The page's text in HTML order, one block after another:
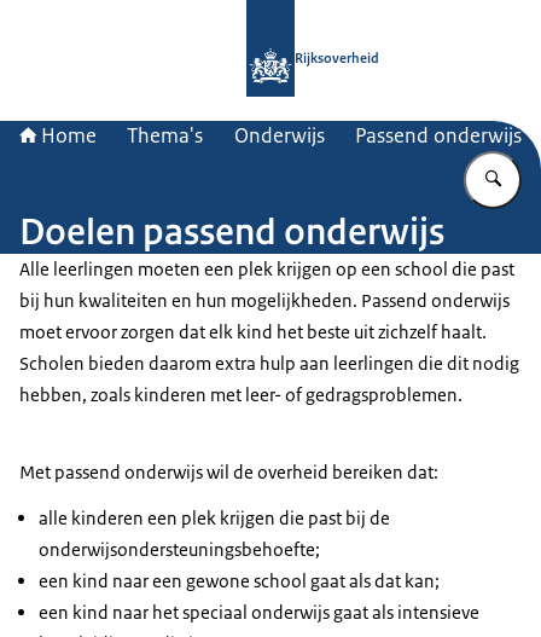
Rijksoverheid
Home Thema's Onderwijs Passend onderwijs
Doelen passend onderwijs
Alle leerlingen moeten een plek krijgen op een school die past
bij hun kwaliteiten en hun mogelijkheden. Passend onderwijs
moet ervoor zorgen dat elk kind het beste uit zichzelf haalt.
Scholen bieden daarom extra hulp aan leerlingen die dit nodig
hebben, zoals kinderen met leer- of gedragsproblemen.
Met passend onderwijs wil de overheid bereiken dat:
alle kinderen een plek krijgen die past bij de
onderwijsondersteuningsbehoefte;
een kind naar een gewone school gaat als dat kan;
een kind naar het speciaal onderwijs gaat als intensieve